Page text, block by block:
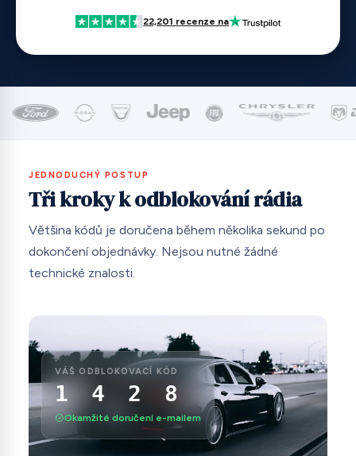
22,201 recenze na
JEDNODUCHÝ POSTUP
Tři kroky k odblokování rádia
Většina kódů je doručena během několika sekund po
dokončení objednávky. Nejsou nutné žádné
technické znalosti.
VÁŠ ODBLOKOVACÍ KÓD
1 4 2 8
Okamžité doručení e-mailem